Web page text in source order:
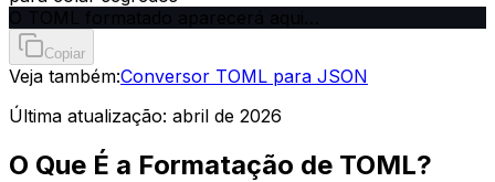
Copiar
Veja também:Conversor TOML para JSON
Última atualização: abril de 2026
O Que É a Formatação de TOML?